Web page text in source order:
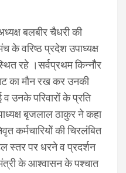
बलबीर चैधरी की
के वरिष्ठ प्रदेश उपाध्यक्ष
रहे ।सर्वप्रथम किन्नौैर
का मौन रख कर उनकी
व उनके परिवारों के प्रति
बृजलाल ठाकुर ने कहा
कर्मचारियोें की चिरलंबित
स्तर पर धरने व प्रदर्शन
के आश्वासन के पश्चात